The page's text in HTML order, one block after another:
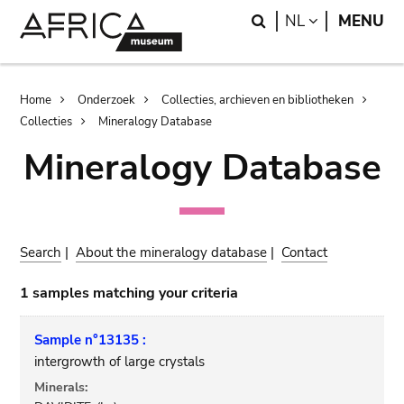
Search
NL LANGUAGE
MENU
Breadcrumb
Home Onderzoek
Collecties, archieven en bibliotheken
Collecties
Mineralogy Database
Mineralogy Database
Search |About the mineralogy database | Contact
1 samples matching your criteria
Sample n°13135 :
intergrowth of large crystals
Minerals: